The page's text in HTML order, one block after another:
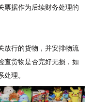
票据作为后续财务处理的
放行的货物，并安排物流
查货物是否完好无损，如
理。